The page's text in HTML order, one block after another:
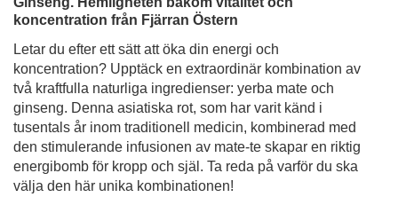
koncentration från Fjärran Östern
Letar du efter ett sätt att öka din energi och
koncentration? Upptäck en extraordinär kombination av
två kraftfulla naturliga ingredienser: yerba mate och
ginseng. Denna asiatiska rot, som har varit känd i
tusentals år inom traditionell medicin, kombinerad med
den stimulerande infusionen av mate-te skapar en riktig
energibomb för kropp och själ. Ta reda på varför du ska
välja den här unika kombinationen!